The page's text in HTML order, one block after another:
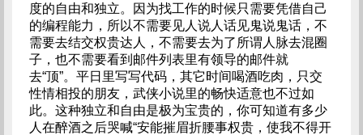
度的自由和独立。因为找工作的时候只需要凭借自己
的编程能力，所以不需要见人说人话见鬼说鬼话，不
需要去结交权贵达人，不需要去为了所谓人脉去混圈
子，也不需要看到邮件列表里有领导的邮件就
去“顶”。平日里写写代码，其它时间喝酒吃肉，只交
性情相投的朋友，武侠小说里的畅快适意也不过如
此。这种独立和自由是极为宝贵的，你可知道有多少
人在醉酒之后哭喊“安能摧眉折腰事权贵，使我不得开